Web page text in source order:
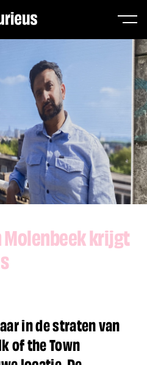
Molenbeek krijgt
in de straten van
of the Town